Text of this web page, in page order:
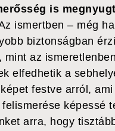
is
ismertben – még
biztonságban
mint az
elfedhetik a
festve arról,
felismerése képessé
arra, hogy